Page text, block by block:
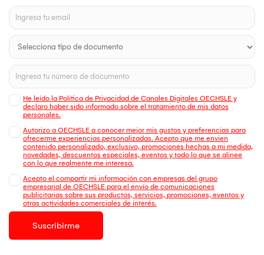
He leído la Política de Privacidad de Canales Digitales OECHSLE y
declaro haber sido informado sobre el tratamiento de mis datos
personales.
Autorizo a OECHSLE a conocer mejor mis gustos y preferencias para
ofrecerme experiencias personalizadas. Acepto que me envien
contenido personalizado, exclusivo, promociones hechas a mi medida,
novedades, descuentos especiales, eventos y todo lo que se alinee
con lo que realmente me interesa.
Acepto el compartir mi información con empresas del grupo
empresarial de OECHSLE para el envío de comunicaciones
publicitarias sobre sus productos, servicios, promociones, eventos y
otras actividades comerciales de interés.
Suscribirme